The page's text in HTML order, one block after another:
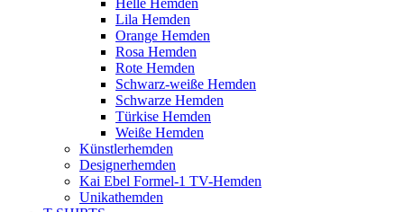
Helle Hemden
Lila Hemden
Orange Hemden
Rosa Hemden
Rote Hemden
Schwarz-weiße Hemden
Schwarze Hemden
Türkise Hemden
Weiße Hemden
Künstlerhemden
Designerhemden
Kai Ebel Formel-1 TV-Hemden
Unikathemden